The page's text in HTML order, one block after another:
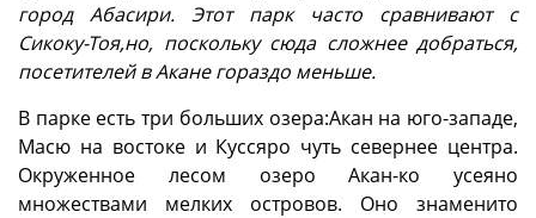
город Абасири. Этот парк часто сравнивают с
Сикоку-Тоя,но, поскольку сюда сложнее добраться,
посетителей в Акане гораздо меньше.
В парке есть три больших озера:Акан на юго-западе,
Масю на востоке и Куссяро чуть севернее центра.
Окруженное лесом озеро Акан-ко усеяно
множествами мелких островов. Оно знаменито